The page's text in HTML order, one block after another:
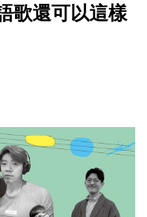
歌還可以這樣